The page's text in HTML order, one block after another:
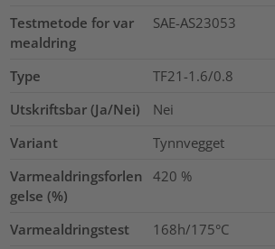
Testmetode for var
mealdring
SAE-AS23053
Type
TF21-1.6/0.8
Utskriftsbar (Ja/Nei)
Nei
Variant
Tynnvegget
Varmealdringsforlen
gelse (%)
420 %
Varmealdringstest
168h/175°C